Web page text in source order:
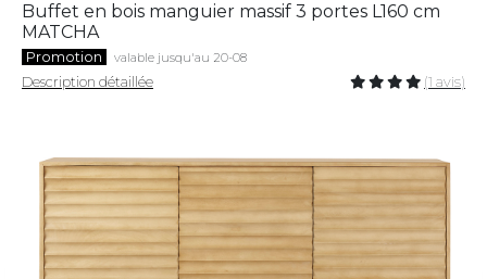
Buffet en bois manguier massif 3 portes L160 cm
MATCHA
Promotion valable jusqu'au 20-08
Description détaillée (1 avis)